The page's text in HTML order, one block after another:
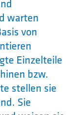
warten
von
Einzelteile
bzw.
stellen sie
Sie